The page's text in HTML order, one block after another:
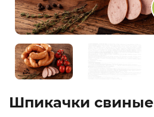
Шпикачки свиные